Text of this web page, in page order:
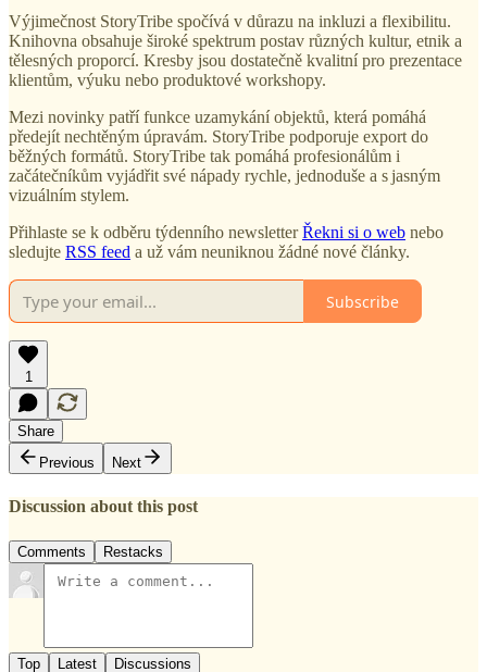
Výjimečnost StoryTribe spočívá v důrazu na inkluzi a flexibilitu.
Knihovna obsahuje široké spektrum postav různých kultur, etnik a
tělesných proporcí. Kresby jsou dostatečně kvalitní pro prezentace
klientům, výuku nebo produktové workshopy.
Mezi novinky patří funkce uzamykání objektů, která pomáhá
předejít nechtěným úpravám. StoryTribe podporuje export do
běžných formátů. StoryTribe tak pomáhá profesionálům i
začátečníkům vyjádřit své nápady rychle, jednoduše a s jasným
vizuálním stylem.
Přihlaste se k odběru týdenního newsletterŘekni si o web nebo
sledujte RSS feed a už vám neuniknou žádné nové články.
Subscribe
1
Share
Previous
Next
Discussion about this post
Comments Restacks
Top Latest Discussions